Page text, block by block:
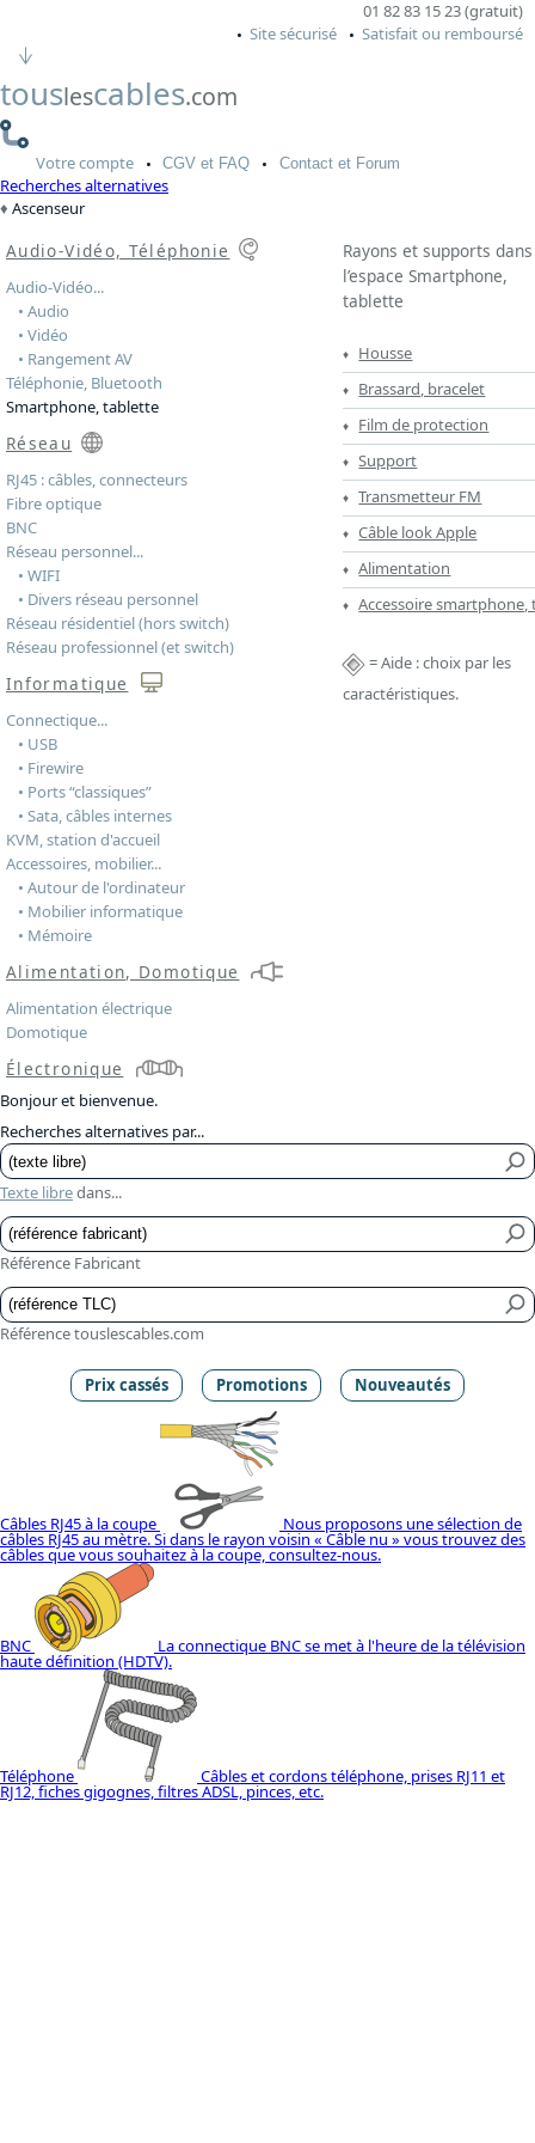
01 82 83 15 23 (gratuit)
Site sécurisé
Satisfait ou remboursé
touslescables.com
Votrecompte CGV et FAQ Contactet Forum
Recherches alternatives
Ascenseur
Rayons et supports dans
l’espace Smartphone,
tablette
Housse
Brassard, bracelet
Film de protection
Support
Transmetteur FM
Câble look Apple
Alimentation
Accessoire
= Aide : choix par les
caractéristiques.
Audio-Vidéo, Téléphonie
Audio-Vidéo...
• Audio
• Vidéo
• Rangement AV
Téléphonie, Bluetooth
Smartphone, tablette
Réseau
RJ45 : câbles, connecteurs
Fibre optique
BNC
Réseau personnel...
• WIFI
• Divers réseau personnel
Réseau résidentiel (hors switch)
Réseau professionnel (et switch)
Informatique
Connectique...
• USB
• Firewire
• Ports “classiques”
• Sata, câbles internes
KVM, station d'accueil
Accessoires, mobilier...
• Autour de l'ordinateur
• Mobilier informatique
• Mémoire
Alimentation, Domotique
Alimentation électrique
Domotique
Électronique
Bonjour et bienvenue.
Recherches alternatives par...
Texte libredans...
Référence Fabricant
Référence touslescables.com
Prix cassés Promotions Nouveautés
Câbles RJ45 à la coupe Nous proposons une sélection de
câbles RJ45 au mètre. Si dans le rayon voisin « Câble nu » vous trouvez des
câbles que vous souhaitez à la coupe, consultez-nous.
BNC La connectique BNC se met à l'heure de la télévision
haute définition (HDTV).
Téléphone Câbles et cordons téléphone, prises RJ11 et
RJ12, fiches gigognes, filtres ADSL, pinces, etc.